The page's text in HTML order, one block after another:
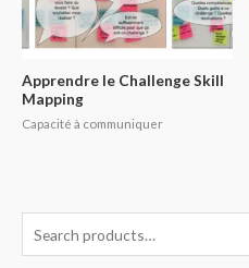
Apprendre le Challenge Skill
Mapping
Capacité à communiquer